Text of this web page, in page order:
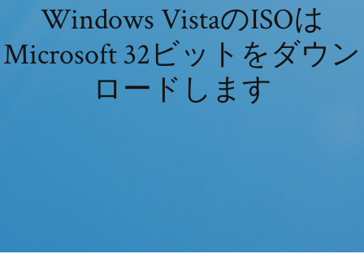
Windows VistaのISOは
Microsoft 32ビットをダウン
ロードします